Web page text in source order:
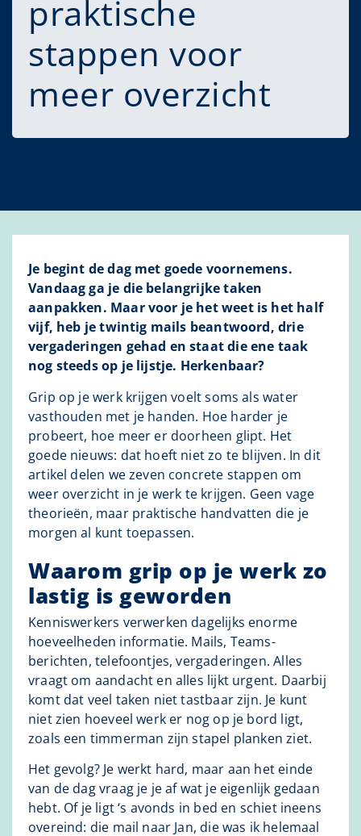
praktische
stappen voor
meer overzicht
Je begint de dag met goede voornemens.
Vandaag ga je die belangrijke taken
aanpakken. Maar voor je het weet is het half
vijf, heb je twintig mails beantwoord, drie
vergaderingen gehad en staat die ene taak
nog steeds op je lijstje. Herkenbaar?
Grip op je werk krijgen voelt soms als water
vasthouden met je handen. Hoe harder je
probeert, hoe meer er doorheen glipt. Het
goede nieuws: dat hoeft niet zo te blijven. In dit
artikel delen we zeven concrete stappen om
weer overzicht in je werk te krijgen. Geen vage
theorieën, maar praktische handvatten die je
morgen al kunt toepassen.
Waarom grip op je werk zo
lastig is geworden
Kenniswerkers verwerken dagelijks enorme
hoeveelheden informatie. Mails, Teams-
berichten, telefoontjes, vergaderingen. Alles
vraagt om aandacht en alles lijkt urgent. Daarbij
komt dat veel taken niet tastbaar zijn. Je kunt
niet zien hoeveel werk er nog op je bord ligt,
zoals een timmerman zijn stapel planken ziet.
Het gevolg? Je werkt hard, maar aan het einde
van de dag vraag je je af wat je eigenlijk gedaan
hebt. Of je ligt ‘s avonds in bed en schiet ineens
overeind: die mail naar Jan, die was ik helemaal